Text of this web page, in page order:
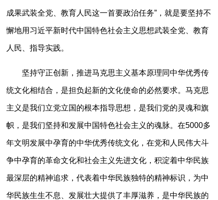
成果武装全党、教育人民这一首要政治任务”，就是要坚持不
懈地用习近平新时代中国特色社会主义思想武装全党、教育
人民、指导实践。
坚持守正创新，推进马克思主义基本原理同中华优秀传
统文化相结合，是担负起新的文化使命的必然要求。马克思
主义是我们立党立国的根本指导思想，是我们党的灵魂和旗
帜，是我们坚持和发展中国特色社会主义的魂脉。在5000多
年文明发展中孕育的中华优秀传统文化，在党和人民伟大斗
争中孕育的革命文化和社会主义先进文化，积淀着中华民族
最深层的精神追求，代表着中华民族独特的精神标识，为中
华民族生生不息、发展壮大提供了丰厚滋养，是中华民族的